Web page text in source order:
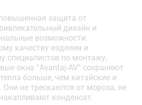
защита от
дизайн и
возможности.
качеству изделия и
специалистов по монтажу,
окна “Avantaj-AV” сохраняют
больше, чем китайские и
Они не трескаются от мороза, не
конденсат.